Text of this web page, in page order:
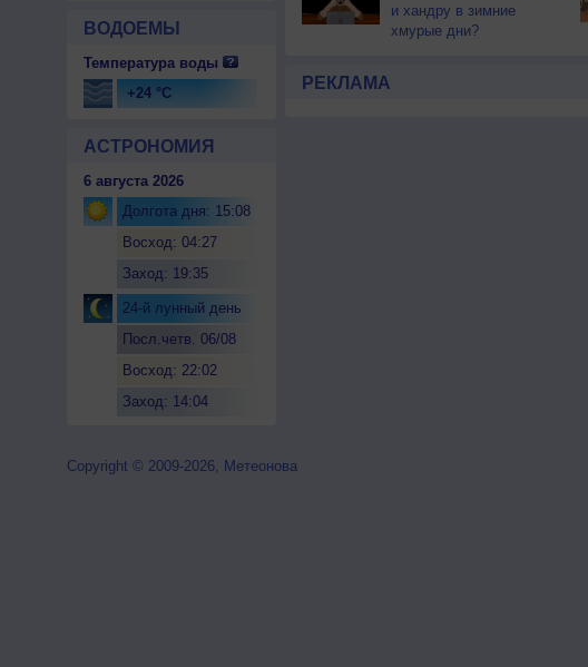
ВОДОЕМЫ
Температура воды
+24 °C
АСТРОНОМИЯ
6 августа 2026
Долгота дня: 15:08
Восход: 04:27
Заход: 19:35
24-й лунный день
Посл.четв. 06/08
Восход: 22:02
Заход: 14:04
и хандру в зимние
хмурые дни?
РЕКЛАМА
Copyright © 2009-2026, Метеонова